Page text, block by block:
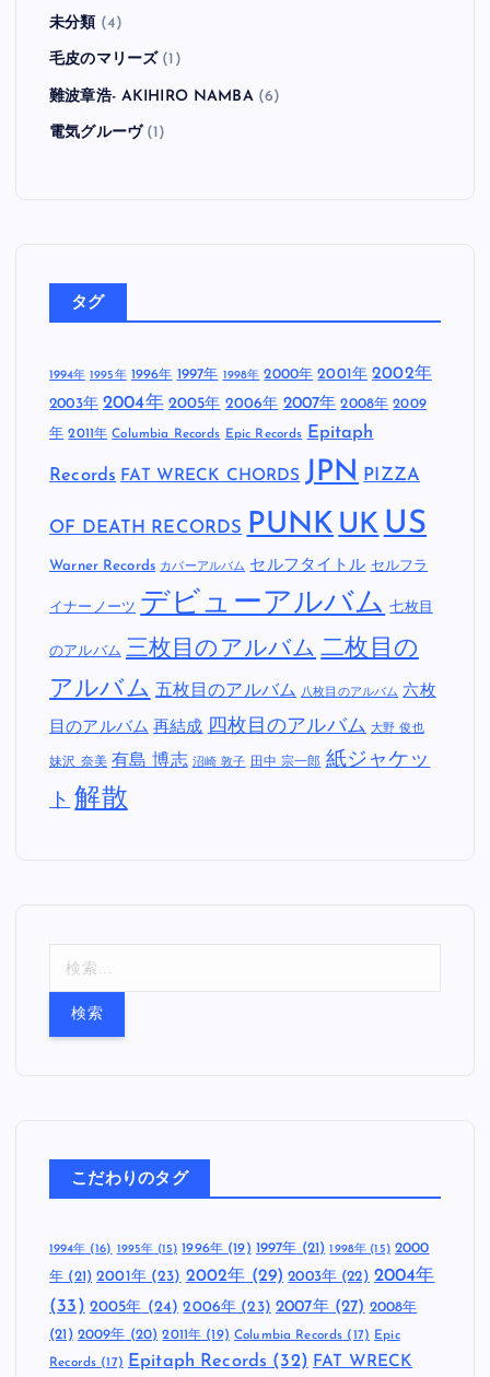
未分類 (4)
毛皮のマリーズ (1)
難波章浩- AKIHIRO NAMBA(6)
電気グルーヴ(1)
タグ
1994年 1995年 1996年 1997年 1998年 2000年 2001年 2002年
2003年 2004年 2005年 2006年 2007年 2008年 2009
年 2011年 Columbia Records Epic Records Epitaph
Records FAT WRECK CHORDS JPN PIZZA
OF DEATH RECORDS PUNK UK US
Warner Records カバーアルバム セルフタイトル セルフラ
イナーノーツ デビューアルバム 七枚目
のアルバム 三枚目のアルバム 二枚目の
アルバム 五枚目のアルバム 八枚目のアルバム 六枚
目のアルバム 再結成 四枚目のアルバム 大野 俊也
妹沢 奈美 有島 博志 沼崎 敦子 田中 宗一郎 紙ジャケッ
ト 解散
こだわりのタグ
1994年(16) 1995年 (15) 1996年(19) 1997年 (21) 1998年 (15) 2000
年 (21) 2001年(23) 2002年 (29) 2003年 (22) 2004年
(33) 2005年 (24) 2006年 (23) 2007年(27) 2008年
(21) 2009年 (20) 2011年 (19) Columbia Records (17) Epic
Records (17) Epitaph Records (32) FAT WRECK